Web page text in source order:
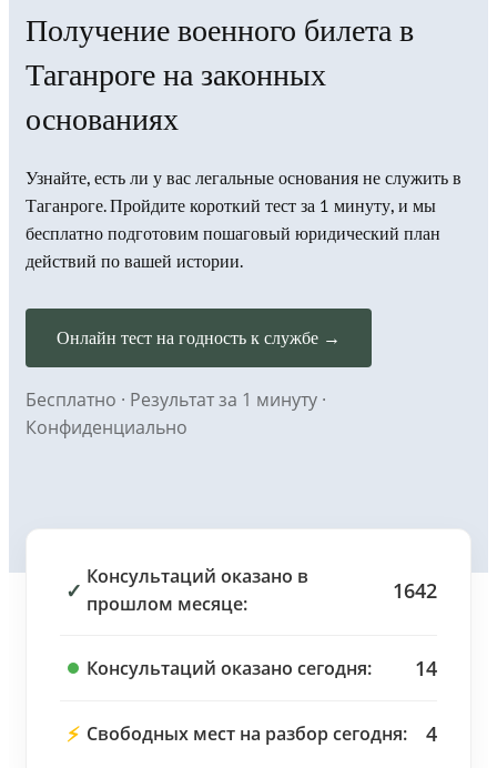
Получение военного билета в
Таганроге на законных
основаниях
Узнайте, есть ли у вас легальные основания не служить в
Таганроге. Пройдите короткий тест за 1 минуту, и мы
бесплатно подготовим пошаговый юридический план
действий по вашей истории.
Онлайн тест на годность к службе →
Бесплатно · Результат за 1 минуту ·
Конфиденциально
✓
Консультаций оказано в
прошлом месяце:
1642
Консультаций оказано сегодня: 14
⚡ Свободных мест на разбор сегодня: 4